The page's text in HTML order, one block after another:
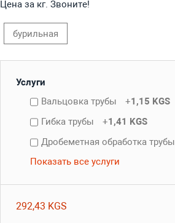
Цена за кг. Звоните!
бурильная
Услуги
Вальцовка трубы
+1,15 KGS
Гибка трубы
+1,41 KGS
Дробеметная обработка трубы
Показать все услуги
292,43 KGS